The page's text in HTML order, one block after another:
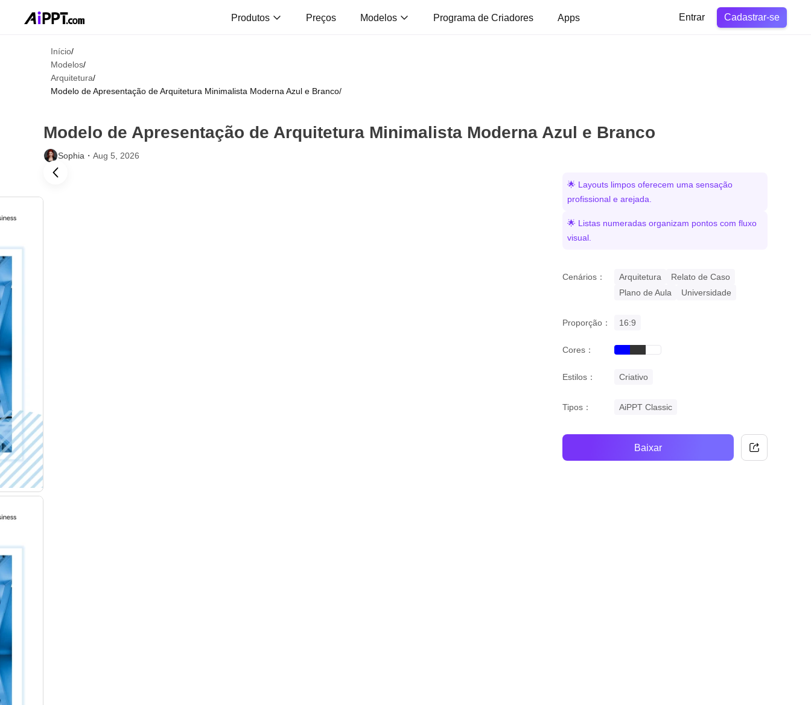
Produtos Preços Modelos Programa de Criadores Apps Entrar Cadastrar-se
Início/
Modelos/
Arquitetura/
Modelo de Apresentação de Arquitetura Minimalista Moderna Azul e Branco/
Modelo de Apresentação de Arquitetura Minimalista Moderna Azul e Branco
Sophia・ Aug 5, 2026
🌟 Layouts limpos oferecem uma sensação
profissional e arejada.
🌟 Listas numeradas organizam pontos com fluxo
visual.
Cenários： Arquitetura
Relato de Caso
Plano de Aula
Universidade
Proporção： 16:9
Cores： blueblackwhite
Estilos： Criativo
Tipos： AiPPT Classic
Baixar